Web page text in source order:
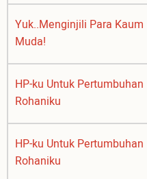
Yuk..Menginjili Para Kaum
Muda!
HP-ku Untuk Pertumbuhan
Rohaniku
HP-ku Untuk Pertumbuhan
Rohaniku